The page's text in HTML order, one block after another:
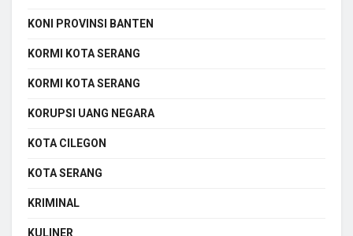
KONI PROVINSI BANTEN
KORMI KOTA SERANG
KORMI KOTA SERANG
KORUPSI UANG NEGARA
KOTA CILEGON
KOTA SERANG
KRIMINAL
KULINER